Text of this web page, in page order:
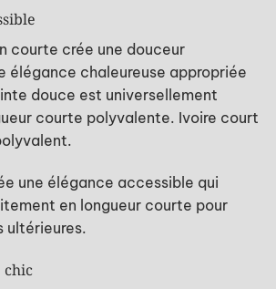
courte crée une douceur
élégance chaleureuse appropriée
douce est universellement
courte polyvalente. Ivoire court
une élégance accessible qui
en longueur courte pour
ultérieures.
chic